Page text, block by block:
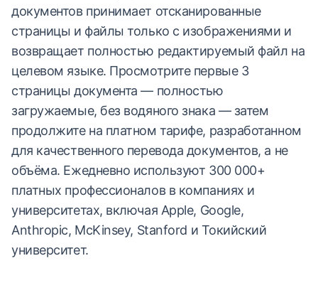
документов принимает отсканированные
страницы и файлы только с изображениями и
возвращает полностью редактируемый файл на
целевом языке. Просмотрите первые 3
страницы документа — полностью
загружаемые, без водяного знака — затем
продолжите на платном тарифе, разработанном
для качественного перевода документов, а не
объёма. Ежедневно используют 300 000+
платных профессионалов в компаниях и
университетах, включая Apple, Google,
Anthropic, McKinsey, Stanford и Токийский
университет.